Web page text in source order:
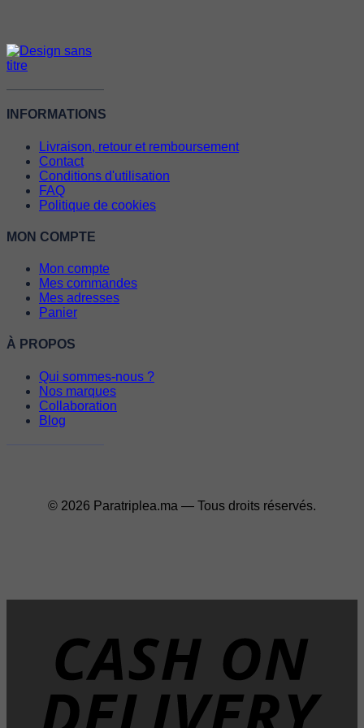
INFORMATIONS
Livraison, retour et remboursement
Contact
Conditions d'utilisation
FAQ
Politique de cookies
MON COMPTE
Mon compte
Mes commandes
Mes adresses
Panier
À PROPOS
Qui sommes-nous ?
Nos marques
Collaboration
Blog
© 2026 Paratriplea.ma — Tous droits réservés.